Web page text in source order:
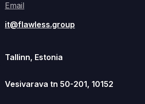
Email
it@flawless.group
Tallinn, Estonia
Vesivarava tn 50-201, 10152